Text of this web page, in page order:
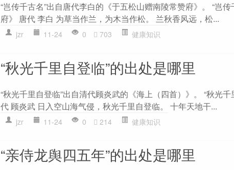
“岂传千古名”出自唐代李白的《于五松山赠南陵常赞府》。 “岂
府》 唐代 李白 为草当作兰，为木当作松。 兰秋香风远，松...
jzr 11-24 0 703 健康知识
“秋光千里自登临”的出处是哪里
“秋光千里自登临”出自清代顾炎武的《海上（四首）》。 “秋光
代 顾炎武 日入空山海气侵，秋光千里自登临。 十年天地干...
jzr 11-24 0 214 健康知识
“亲侍龙舆四五年”的出处是哪里